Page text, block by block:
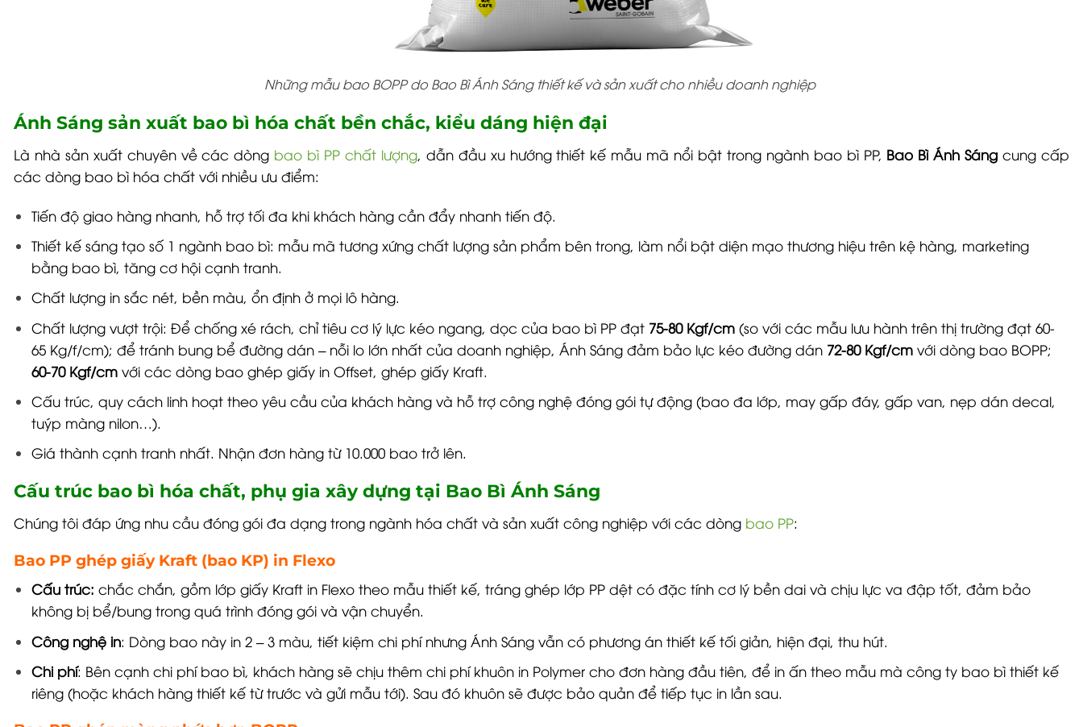
Những mẫu bao BOPP do Bao Bì Ánh Sáng thiết kế và sản xuất cho nhiều doanh nghiệp
Ánh Sáng sản xuất bao bì hóa chất bền chắc, kiểu dáng hiện đại
Là nhà sản xuất chuyên về các dòng bao bì PP chất lượng, dẫn đầu xu hướng thiết kế mẫu mã nổi bật trong ngành bao bì PP, Bao Bì Ánh Sáng cung cấp
các dòng bao bì hóa chất với nhiều ưu điểm:
Tiến độ giao hàng nhanh, hỗ trợ tối đa khi khách hàng cần đẩy nhanh tiến độ.
Thiết kế sáng tạo số 1 ngành bao bì: mẫu mã tương xứng chất lượng sản phẩm bên trong, làm nổi bật diện mạo thương hiệu trên kệ hàng, marketing
bằng bao bì, tăng cơ hội cạnh tranh.
Chất lượng in sắc nét, bền màu, ổn định ở mọi lô hàng.
Chất lượng vượt trội: Để chống xé rách, chỉ tiêu cơ lý lực kéo ngang, dọc của bao bì PP đạt 75-80 Kgf/cm (so với các mẫu lưu hành trên thị trường đạt 60-
65 Kg/f/cm); để tránh bung bể đường dán – nỗi lo lớn nhất của doanh nghiệp, Ánh Sáng đảm bảo lực kéo đường dán 72-80 Kgf/cmvới dòng bao BOPP;
60-70 Kgf/cmvới các dòng bao ghép giấy in Offset, ghép giấy Kraft.
Cấu trúc, quy cách linh hoạt theo yêu cầu của khách hàng và hỗ trợ công nghệ đóng gói tự động (bao đa lớp, may gấp đáy, gấp van, nẹp dán decal,
tuýp màng nilon…).
Giá thành cạnh tranh nhất. Nhận đơn hàng từ 10.000 bao trở lên.
Cấu trúc bao bì hóa chất, phụ gia xây dựng tại Bao Bì Ánh Sáng
Chúng tôi đáp ứng nhu cầu đóng gói đa dạng trong ngành hóa chất và sản xuất công nghiệp với các dòng bao PP:
Bao PP ghép giấy Kraft (bao KP) in Flexo
Cấu trúc: chắc chắn, gồm lớp giấy Kraft in Flexo theo mẫu thiết kế, tráng ghép lớp PP dệt có đặc tính cơ lý bền dai và chịu lực va đập tốt, đảm bảo
không bị bể/bung trong quá trình đóng gói và vận chuyển.
Công nghệ in: Dòng bao này in 2 – 3 màu, tiết kiệm chi phí nhưng Ánh Sáng vẫn có phương án thiết kế tối giản, hiện đại, thu hút.
Chi phí: Bên cạnh chi phí bao bì, khách hàng sẽ chịu thêm chi phí khuôn in Polymer cho đơn hàng đầu tiên, để in ấn theo mẫu mà công ty bao bì thiết kế
riêng (hoặc khách hàng thiết kế từ trước và gửi mẫu tới). Sau đó khuôn sẽ được bảo quản để tiếp tục in lần sau.